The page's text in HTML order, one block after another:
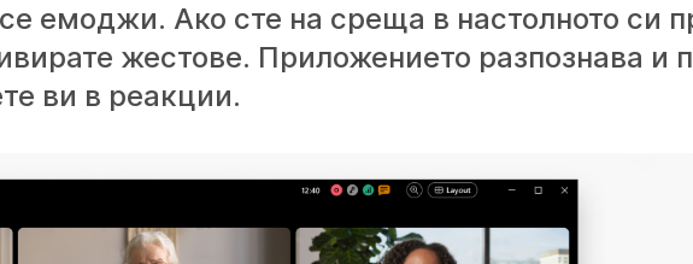
емоджи. Ако сте на среща в настолното си
жестове. Приложението разпознава и
ви в реакции.